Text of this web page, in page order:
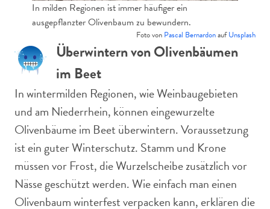
In milden Regionen ist immer häufiger ein
ausgepflanzter Olivenbaum zu bewundern.
Foto von Pascal BernardonaufUnsplash
Überwintern von Olivenbäumen
im Beet
In wintermilden Regionen, wie Weinbaugebieten
und am Niederrhein, können eingewurzelte
Olivenbäume im Beet überwintern. Voraussetzung
ist ein guter Winterschutz. Stamm und Krone
müssen vor Frost, die Wurzelscheibe zusätzlich vor
Nässe geschützt werden. Wie einfach man einen
Olivenbaum winterfest verpacken kann, erklären die